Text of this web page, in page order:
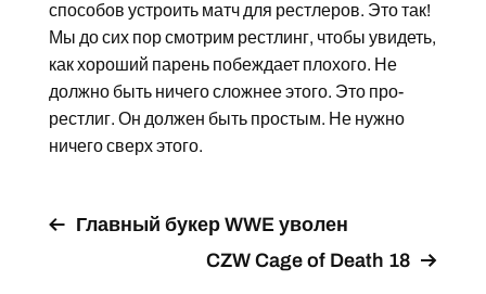
способов устроить матч для рестлеров. Это так!
Мы до сих пор смотрим рестлинг, чтобы увидеть,
как хороший парень побеждает плохого. Не
должно быть ничего сложнее этого. Это про-
рестлиг. Он должен быть простым. Не нужно
ничего сверх этого.
Главный букер WWE уволен
CZW Cage of Death 18